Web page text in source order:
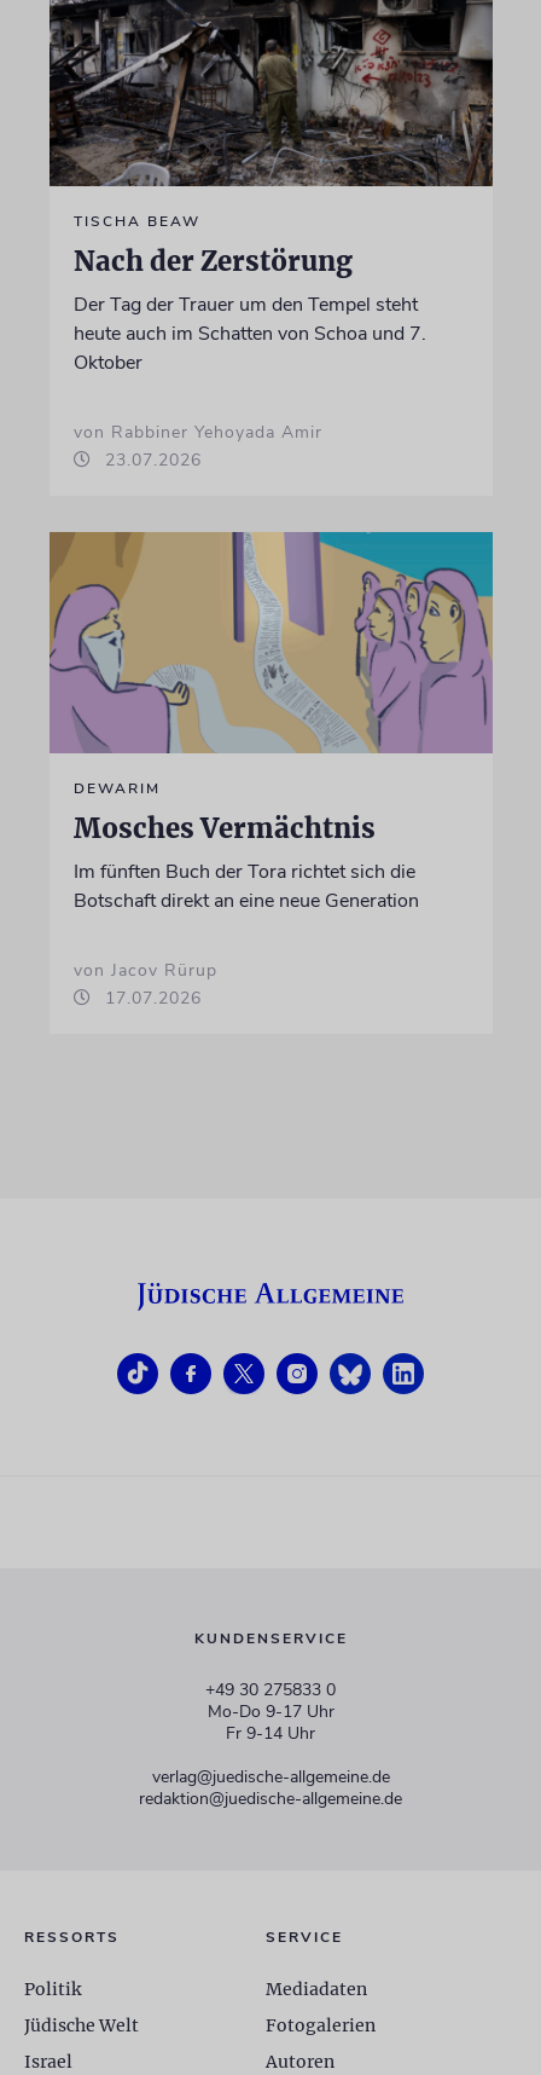
TISCHA BEAW
Nach der Zerstörung
Der Tag der Trauer um den Tempel steht
heute auch im Schatten von Schoa und 7.
Oktober
von Rabbiner Yehoyada Amir
23.07.2026
DEWARIM
Mosches Vermächtnis
Im fünften Buch der Tora richtet sich die
Botschaft direkt an eine neue Generation
von Jacov Rürup
17.07.2026
KUNDENSERVICE
+49 30 275833 0
Mo-Do 9-17 Uhr
Fr 9-14 Uhr
verlag@juedische-allgemeine.de
redaktion@juedische-allgemeine.de
RESSORTS
Politik
Jüdische Welt
Israel
SERVICE
Mediadaten
Fotogalerien
Autoren